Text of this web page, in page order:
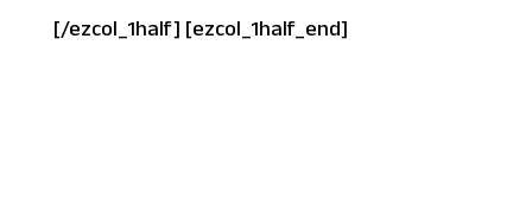
[/ezcol_1half] [ezcol_1half_end]